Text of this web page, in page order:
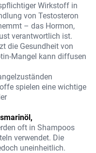
Wirkstoff in
von Testosteron
– das Hormon,
verantwortlich ist.
die Gesundheit von
Mangel kann diffusen
spielen eine wichtige
oft in Shampoos
verwendet. Die
uneinheitlich.